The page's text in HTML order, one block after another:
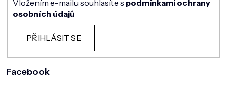
Vložením e-mailu souhlasíte s podmínkami ochrany
osobních údajů
PŘIHLÁSIT SE
Facebook